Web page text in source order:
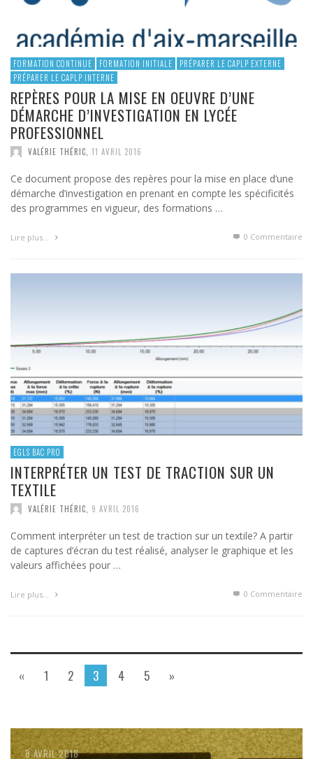
FORMATION CONTINUE FORMATION INITIALE
PRÉPARER LE CAPLP EXTERNE
PRÉPARER LE CAPLP INTERNE
REPÈRES POUR LA MISE EN OEUVRE D’UNE
DÉMARCHE D’INVESTIGATION EN LYCÉE
PROFESSIONNEL
VALÉRIE THÉRIC 11 AVRIL 2016
Ce document propose des repères pour la mise en place d’une
démarche d’investigation en prenant en compte les spécificités
des programmes en vigueur, des formations …
Lire plus… 0 Commentaire
EGLS BAC PRO
INTERPRÉTER UN TEST DE TRACTION SUR UN
TEXTILE
VALÉRIE THÉRIC 9 AVRIL 2016
Comment interpréter un test de traction sur un textile? A partir
de captures d’écran du test réalisé, analyser le graphique et les
valeurs affichées pour …
Lire plus… 0 Commentaire
« 1 2 3 4 5 »
8 AVRIL 2018
8 AVRIL 2018
7 AVRIL 2018
4 AVRIL 2018